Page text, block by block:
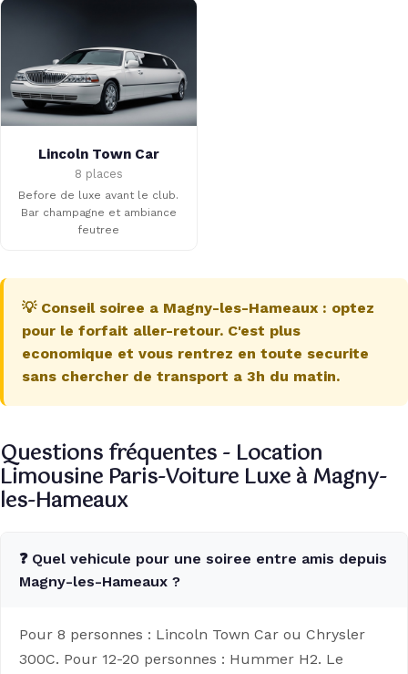
Lincoln Town Car
8 places
Before de luxe avant le club.
Bar champagne et ambiance
feutree
💡 Conseil soiree a Magny-les-Hameaux : optez
pour le forfait aller-retour. C'est plus
economique et vous rentrez en toute securite
sans chercher de transport a 3h du matin.
Questions fréquentes - Location
Limousine Paris-Voiture Luxe à Magny-
les-Hameaux
❓ Quel vehicule pour une soiree entre amis depuis
Magny-les-Hameaux ?
Pour 8 personnes : Lincoln Town Car ou Chrysler
300C. Pour 12-20 personnes : Hummer H2. Le